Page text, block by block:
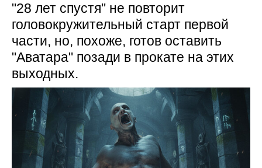
"28 лет спустя" не повторит
головокружительный старт первой
части, но, похоже, готов оставить
"Аватара" позади в прокате на этих
выходных.